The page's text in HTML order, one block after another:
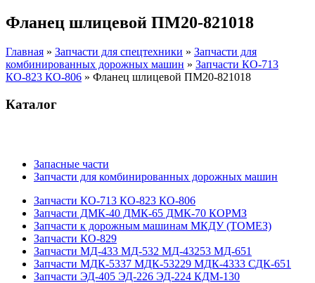
Фланец шлицевой ПМ20-821018
Главная » Запчасти для спецтехники » Запчасти для
комбинированных дорожных машин » Запчасти КО-713
КО-823 КО-806 » Фланец шлицевой ПМ20-821018
Каталог
Запасные части
Запчасти для комбинированных дорожных машин
Запчасти КО-713 КО-823 КО-806
Запчасти ДМК-40 ДМК-65 ДМК-70 КОРМЗ
Запчасти к дорожным машинам МКДУ (ТОМЕЗ)
Запчасти КО-829
Запчасти МД-433 МД-532 МД-43253 МД-651
Запчасти МДК-5337 МДК-53229 МДК-4333 СДК-651
Запчасти ЭД-405 ЭД-226 ЭД-224 КДМ-130